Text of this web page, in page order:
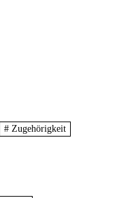
# Zugehörigkeit